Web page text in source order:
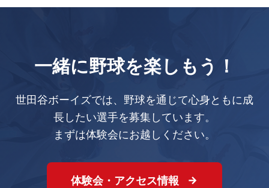
一緒に野球を楽しもう！
世田谷ボーイズでは、野球を通じて心身ともに成
長したい選手を募集しています。
まずは体験会にお越しください。
体験会・アクセス情報